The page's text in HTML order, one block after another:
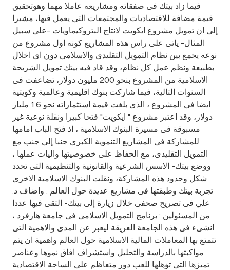
Germany
Malaysia
Turkey
Egypt
UK
Kingdom of Bahrain
فيما زاد بيتك فى صفقاته ومشاريعه عاملا مهما وهوتحقيق
قيمة مضافة للاقتصاديات والمجتمعات التى يعمل فيها، مشيرا
إلى ان تمويل مشروع ايكويت لانتاج البتروكيماويات -على سبيل
المثال- ياتى على راس هذه المشاريع كونه اول مشروع من
نوعه يجمع بين نظام التمويل التقليدى والاسلامى دون اى اخلال
بطبيعة ونظم عمل كل نظام، وقد قاد فيه بيتك تمويل الشريحة
الاسلامية من المشروع بنحو 200 مليون دولار، تضاعفت فى
السنوات التالية، فيما شاركت بنوك اقليمية وعالمية وكويتية
ايضا فى المشروع ، الذى بلغت قيمة استثماراته نحو 1.6 مليار
دولار، وقد اعتبر مشروع " ايكويت" فتحا كبيرا ونقلة نوعية غير
مسبوقة فى مسيرة البنوك الاسلامية ، اذ فتح الباب امامها
للمشاركة فى المشاريع التنموية الكبرى جنبا إلى جنب مع
التمويل التقليدى، مع الحفاظ على خصوصيتها واليات عملها ،
ووضع بيتك- الاسس الشرعية والقانونية والتنظيمية التى تحدد
شكل وحدود هذه المشاركة، ونقلت البنوك الاسلامية الاخرى
تجربة بيتك وطبقتها فى مشاريع عديدة حول العالم . واضاف د.
علي فى تصريح صحفى خلال زيارة إلى بيتك- التقى فيها عددا
من المسئولين : برنامج التمويل الاسلامى فى جامعة هارفرد ،
انشىء فى هذه الجامعة العريقة ليعبر عن المدى والاهمية التى
تتمتع بها المعاملات المالية الاسلامية حول العالم واهمية ان يتم
مواكبتها بالدراسة والتحليل واستشراف افاق نموها وعناصر
تميزها التى تؤهلها للعب دور متعاظم على الساحة الاقتصادية